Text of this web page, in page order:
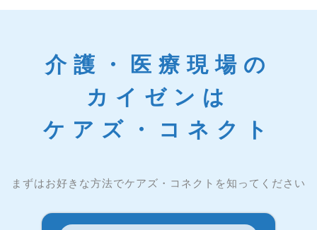
介護・医療現場の
カイゼンは
ケアズ・コネクト
まずはお好きな方法でケアズ・コネクトを知ってください